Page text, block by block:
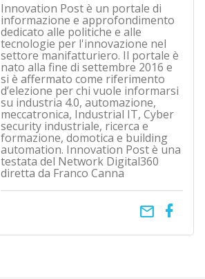
Innovation Post è un portale di
informazione e approfondimento
dedicato alle politiche e alle
tecnologie per l'innovazione nel
settore manifatturiero. Il portale è
nato alla fine di settembre 2016 e
si è affermato come riferimento
d’elezione per chi vuole informarsi
su industria 4.0, automazione,
meccatronica, Industrial IT, Cyber
security industriale, ricerca e
formazione, domotica e building
automation. Innovation Post è una
testata del Network Digital360
diretta da Franco Canna
email